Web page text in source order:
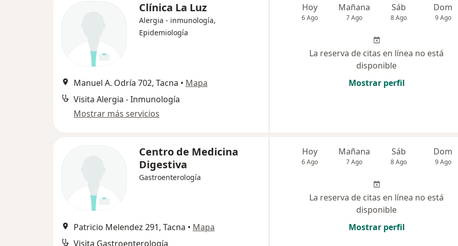
Clínica La Luz
Alergia - inmunología,
Epidemiología
Manuel A. Odría 702, Tacna • Mapa
Visita Alergia - Inmunología
Mostrar más servicios
Hoy
6 Ago
Mañana
7 Ago
Sáb
8 Ago
Dom
9 Ago
La reserva de citas en línea no está
disponible
Mostrar perfil
Centro de Medicina
Digestiva
Gastroenterología
Patricio Melendez 291, Tacna • Mapa
Visita Gastroenterología
Hoy
6 Ago
Mañana
7 Ago
Sáb
8 Ago
Dom
9 Ago
La reserva de citas en línea no está
disponible
Mostrar perfil